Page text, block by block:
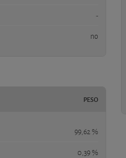
-
no
PESO
99,62 %
0,39 %